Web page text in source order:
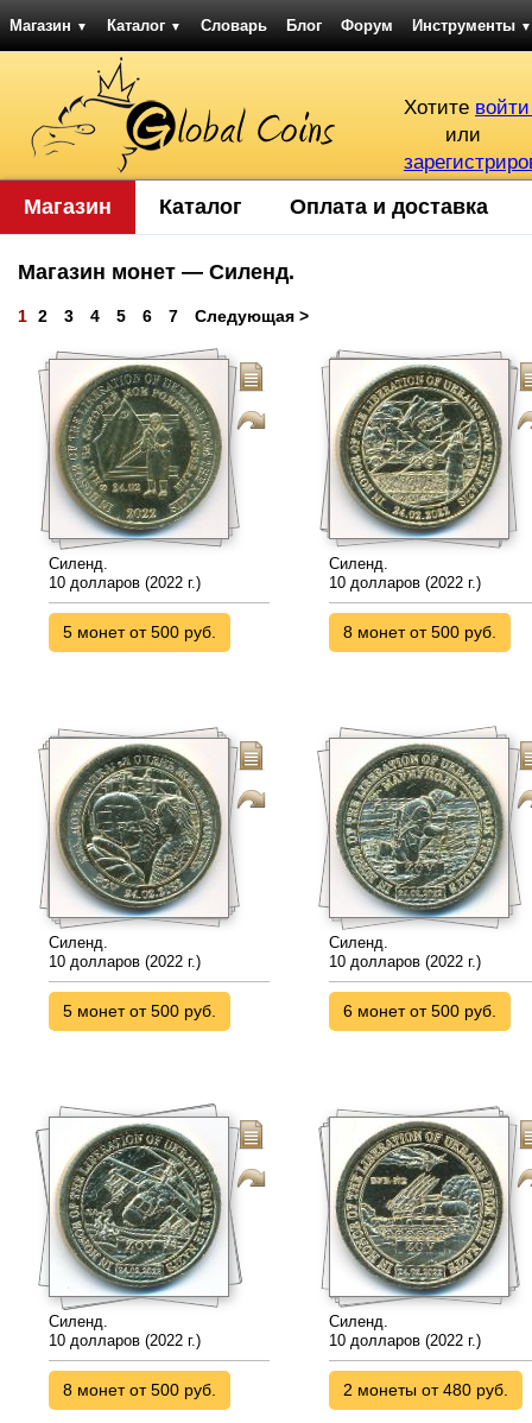
Магазин ▼ Каталог ▼ Словарь Блог Форум Инструменты ▼
Хотите
или
Магазин Каталог Оплата и доставка
Магазин монет — Силенд.
1 2 3 4 5 6 7 Следующая >
Силенд.
10 долларов (2022 г.)
5 монет от 500 руб.
Силенд.
10 долларов (2022 г.)
8 монет от 500 руб.
Силенд.
10 долларов (2022 г.)
5 монет от 500 руб.
Силенд.
10 долларов (2022 г.)
6 монет от 500 руб.
Силенд.
10 долларов (2022 г.)
8 монет от 500 руб.
Силенд.
10 долларов (2022 г.)
2 монеты от 480 руб.